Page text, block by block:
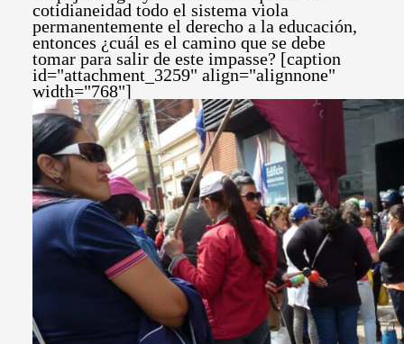
cotidianeidad todo el sistema viola
permanentemente el derecho a la educación,
entonces ¿cuál es el camino que se debe
tomar para salir de este impasse? [caption
id="attachment_3259" align="alignnone"
width="768"]